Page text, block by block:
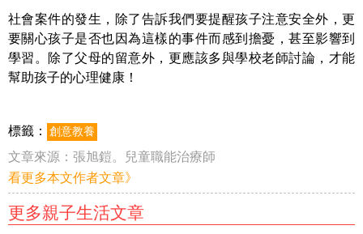
社會案件的發生，除了告訴我們要提醒孩子注意安全外，更
要關心孩子是否也因為這樣的事件而感到擔憂，甚至影響到
學習。除了父母的留意外，更應該多與學校老師討論，才能
幫助孩子的心理健康！
標籤： 創意教養
文章來源： 張旭鎧。兒童職能治療師
看更多本文作者文章》
更多親子生活文章